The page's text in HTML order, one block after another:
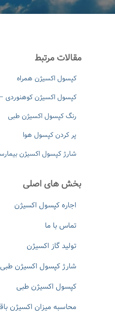
مقالات مرتبط
کپسول اکسیژن همراه
کپسول اکسیژن کوهنوردی
رنگ کپسول اکسیژن طبی
پر کردن کپسول هوا
شارژ کپسول اکسیژن
بخش های اصلی
اجاره کپسول اکسیژن
تماس با ما
تولید گاز اکسیژن
شارژ کپسول اکسیژن طبی
کپسول اکسیژن طبی
محاسبه میزان اکسیژن